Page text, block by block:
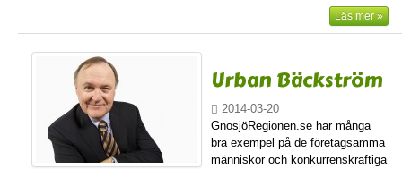
Läs mer »
Urban Bäckström
2014-03-20
GnosjöRegionen.se har många
bra exempel på de företagsamma
människor och konkurrenskraftiga